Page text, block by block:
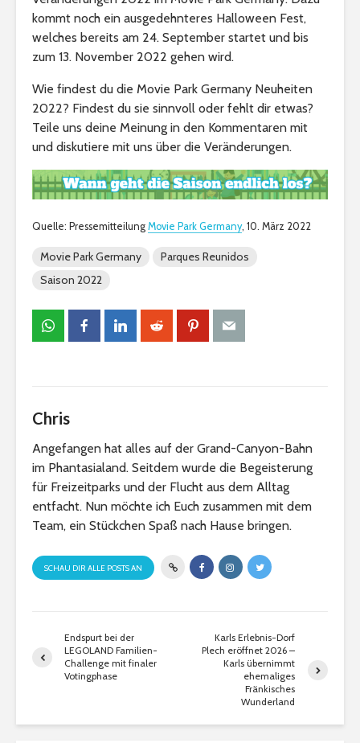
kommt noch ein ausgedehnteres Halloween Fest,
welches bereits am 24. September startet und bis
zum 13. November 2022 gehen wird.
Wie findest du die Movie Park Germany Neuheiten
2022? Findest du sie sinnvoll oder fehlt dir etwas?
Teile uns deine Meinung in den Kommentaren mit
und diskutiere mit uns über die Veränderungen.
Quelle: Pressemitteilung Movie Park Germany, 10. März 2022
Movie Park Germany
Parques Reunidos
Saison 2022
Chris
Angefangen hat alles auf der Grand-Canyon-Bahn
im Phantasialand. Seitdem wurde die Begeisterung
für Freizeitparks und der Flucht aus dem Alltag
entfacht. Nun möchte ich Euch zusammen mit dem
Team, ein Stückchen Spaß nach Hause bringen.
SCHAU DIR ALLE POSTS AN
Endspurt bei der
LEGOLAND Familien-
Challenge mit finaler
Votingphase
Karls Erlebnis-Dorf
Plech eröffnet 2026 –
Karls übernimmt
ehemaliges
Fränkisches
Wunderland